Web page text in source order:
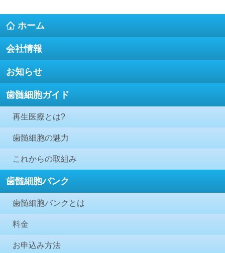
ホーム
会社情報
お知らせ
歯髄細胞ガイド
再生医療とは?
歯髄細胞の魅力
これからの取組み
歯髄細胞バンク
歯髄細胞バンクとは
料金
お申込み方法